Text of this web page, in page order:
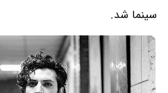
سینما شد.